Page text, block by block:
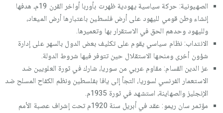
الصهيونية: حركة سياسية يهودية ظهرت بأوربا أواخر القرن 19م، هدفها
إنشاء وطن قومي لليهود على أرض فلسطين باعتبارها أرض الميعاد،
ولليهود وحدهم الحق في الاستقرار بها وتعميرها.
الانتداب: نظام سياسي يقوم على تكليف بعض الدول بالسهر على إدارة
شؤون أخرى ومنحها الاستقلال حين تتوفر فيها شروط الدولة.
عز الدين القسام: مقاوم عربي من سوريا، شارك في ثورة العلويين ضد
الاستعمار الفرنسي لسوريا، التجأ إلى يافا بفلسطين ونظم الكفاح المسلح ضد
الإنجليز والصهاينة، استشهد في ثورة 1935م.
مؤتمر سان ريمو: عقد في أبريل سنة 1920م تحت إشراف عصبة الأمم